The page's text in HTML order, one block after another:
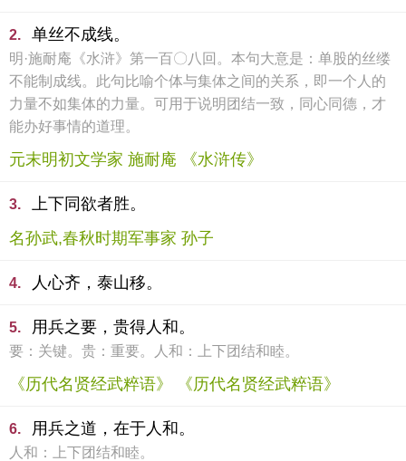
2. 单丝不成线。
明·施耐庵《水浒》第一百〇八回。本句大意是：单股的丝缕
不能制成线。此句比喻个体与集体之间的关系，即一个人的
力量不如集体的力量。可用于说明团结一致，同心同德，才
能办好事情的道理。
元末明初文学家 施耐庵 《水浒传》
3.
上下同欲者胜。
名孙武,春秋时期军事家 孙子
4. 人心齐，泰山移。
5. 用兵之要，贵得人和。
要：关键。贵：重要。人和：上下团结和睦。
《历代名贤经武粹语》 《历代名贤经武粹语》
6. 用兵之道，在于人和。
人和：上下团结和睦。